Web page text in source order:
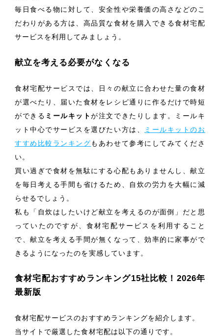
毎日食べる物に対して、安全性や栄養価の高さなどのこ
だわりがある方は、高品質な食材を購入できる食材宅配
サービスを利用してみましょう。
献立を考える必要がなくなる
食材宅配サービスでは、日々の献立に合わせた量の食材
が選べたり、届いた食材をレシピ通りに作るだけで時短
ができる ミールキットが注文できたりします。ミールキ
ット中心でサービスを選びたい方は、
ミールキットのお
すすめ比較ランキングもあわせて参考にしてみてくださ
い。
買い過ぎで食材を無駄にする心配もありませんし、献立
を毎日考える手間も省けるため、自炊の労力を大幅に減
らせるでしょう。
私も「自炊はしたいけど献立を考えるのが面倒」だと思
っていたのですが、食材宅配サービスを利用すること
で、献立を考える手間が無くなって、効率的に家事がで
きるようになったのを実感しています。
食材宅配おすすめランキング15社比較！2026年
最新版
食材宅配サービスのおすすめランキングを紹介します。
当サイトで厳選した食材宅配は以下の通りです。